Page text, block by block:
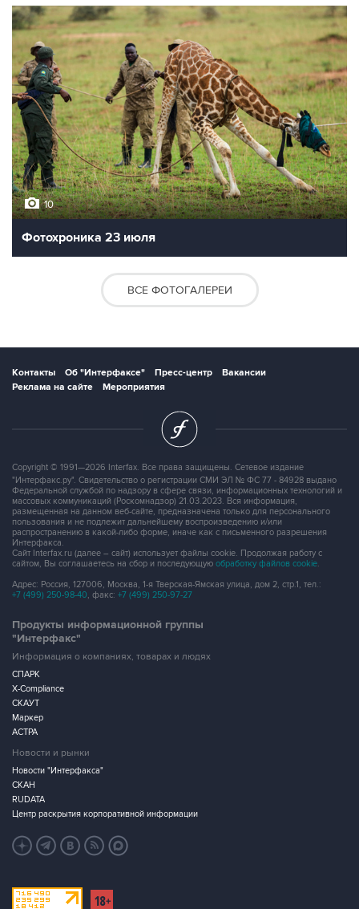
10
Фотохроника 23 июля
ВСЕ ФОТОГАЛЕРЕИ
Контакты Об "Интерфаксе" Пресс-центр
Вакансии
Реклама на сайте
Мероприятия
Copyright © 1991—2026 Interfax. Все права защищены. Сетевое издание
"Интерфакс.ру". Свидетельство о регистрации СМИ ЭЛ № ФС 77 - 84928 выдано
Федеральной службой по надзору в сфере связи, информационных технологий и
массовых коммуникаций (Роскомнадзор) 21.03.2023. Вся информация,
размещенная на данном веб-сайте, предназначена только для персонального
пользования и не подлежит дальнейшему воспроизведению и/или
распространению в какой-либо форме, иначе как с письменного разрешения
Интерфакса.
Сайт Interfax.ru (далее – сайт) использует файлы cookie. Продолжая работу с
сайтом, Вы соглашаетесь на сбор и последующую обработку файлов cookie.
Адрес: Россия, 127006, Москва, 1-я Тверская-Ямская улица, дом 2, стр.1, тел.:
+7 (499) 250-98-40, факс: +7 (499) 250-97-27
Продукты информационной группы
"Интерфакс"
Информация о компаниях, товарах и людях
СПАРК
X-Compliance
СКАУТ
Маркер
АСТРА
Новости и рынки
Новости "Интерфакса"
СКАН
RUDATA
Центр раскрытия корпоративной информации